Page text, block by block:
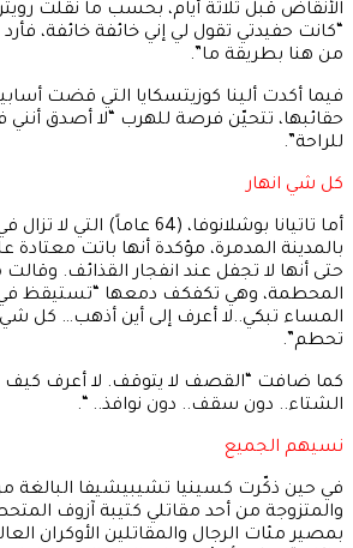
الأنقاض قبل ثلاثة أيام، بحسب ما نقلت
“كانت حفيدتي تقول لي إني خائفة خائفة،
من هنا بطريقة ما”.
فيما أكدت ألينا كوزيتسكايا التي قضت
حقائبها، تتحيّن فرصة للهرب “لا أصدق أنني
للراحة”.
كل شي انهار
أما تاتيانا بوشلانوفا، (64
بالمدينة المدمرة، مؤكدة أنها باتت
حتى أنها لا تجفل عند انفجار القذائف. وقالت
المحطمة، وهي تكفكف دمعها “تستيقظ في
المساء تبكي..لا أعرف إلى أين أذهب… كل
تحطم”.
كما ضافت “القصف لا يتوقف. لا أعرف كيف
الشتاء.. دون سقف.. دون نوافذ.. “.
نسيهم الجميع
والمتزوجة من أحد مقاتلي كتيبة آزوف
بمصير مئات الرجال والمقاتلين الأوكران